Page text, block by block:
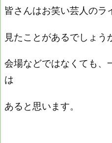
皆さんはお笑い芸人のラ
見たことがあるでしょう
会場などではなくても、
は
あると思います。